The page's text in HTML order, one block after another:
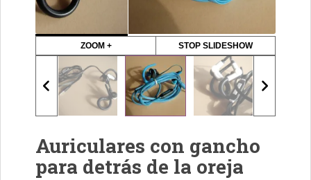
ZOOM + STOP SLIDESHOW
Auriculares con gancho
para detrás de la oreja